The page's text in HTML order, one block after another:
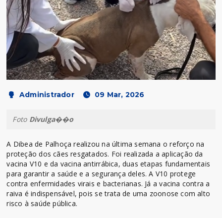
Administrador 09 Mar, 2026
Foto Divulga��o
A Dibea de Palhoça realizou na última semana o reforço na
proteção dos cães resgatados. Foi realizada a aplicação da
vacina V10 e da vacina antirrábica, duas etapas fundamentais
para garantir a saúde e a segurança deles. A V10 protege
contra enfermidades virais e bacterianas. Já a vacina contra a
raiva é indispensável, pois se trata de uma zoonose com alto
risco à saúde pública.